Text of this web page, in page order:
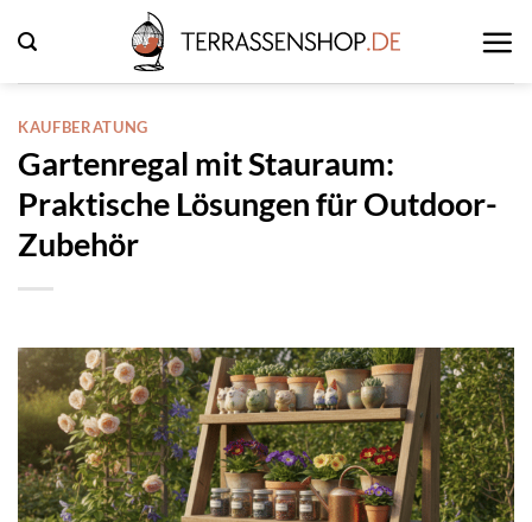
Inhalt
springen
KAUFBERATUNG
Gartenregal mit Stauraum:
Praktische Lösungen für Outdoor-
Zubehör